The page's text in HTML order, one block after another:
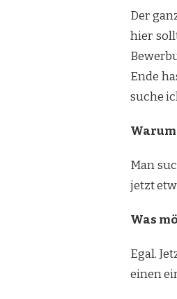
Der
hier
Ende
suche
Man
jetzt
Was
Egal.
einen